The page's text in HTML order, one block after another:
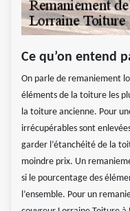
Ce qu’on entend
On parle de remaniement
éléments de la toiture les
la toiture ancienne. Pour
irrécupérables sont
garder l’étanchéité de la
moindre prix. Un
si le pourcentage des
l’ensemble. Pour un